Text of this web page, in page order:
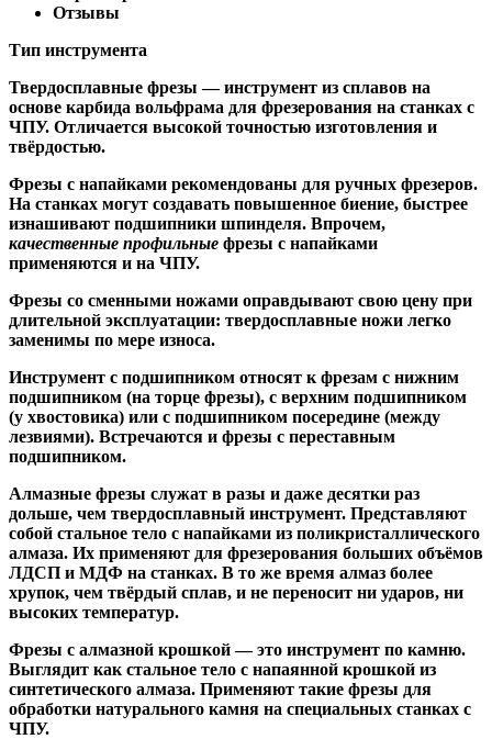
Отзывы
Тип инструмента
Твердосплавные фрезы — инструмент из сплавов на
основе карбида вольфрама для фрезерования на станках с
ЧПУ. Отличается высокой точностью изготовления и
твёрдостью.
Фрезы с напайками рекомендованы для ручных фрезеров.
На станках могут создавать повышенное биение, быстрее
изнашивают подшипники шпинделя. Впрочем,
качественные профильные фрезы с напайками
применяются и на ЧПУ.
Фрезы со сменными ножами оправдывают свою цену при
длительной эксплуатации: твердосплавные ножи легко
заменимы по мере износа.
Инструмент с подшипником относят к фрезам с нижним
подшипником (на торце фрезы), с верхним подшипником
(у хвостовика) или с подшипником посередине (между
лезвиями). Встречаются и фрезы с переставным
подшипником.
Алмазные фрезы служат в разы и даже десятки раз
дольше, чем твердосплавный инструмент. Представляют
собой стальное тело с напайками из поликристаллического
алмаза. Их применяют для фрезерования больших объёмов
ЛДСП и МДФ на станках. В то же время алмаз более
хрупок, чем твёрдый сплав, и не переносит ни ударов, ни
высоких температур.
Фрезы с алмазной крошкой— это инструмент по камню.
Выглядит как стальное тело с напаянной крошкой из
синтетического алмаза. Применяют такие фрезы для
обработки натурального камня на специальных станках с
ЧПУ.